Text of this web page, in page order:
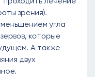
зрения).
угла
которые
А также
двух